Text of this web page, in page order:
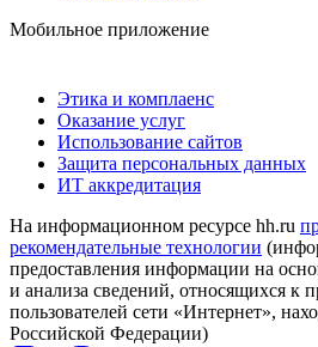
Мобильное приложение
Этика и комплаенс
Оказание услуг
Использование сайтов
Защита персональных данных
ИТ аккредитация
На информационном ресурсе hh.ru
рекомендательные технологии
предоставления информации на
и анализа сведений, относящихся к
пользователей сети «Интернет»,
Российской Федерации)